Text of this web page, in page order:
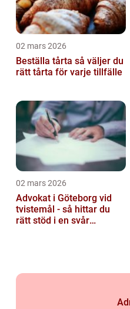
02 mars 2026
Beställa tårta så väljer du
rätt tårta för varje tillfälle
02 mars 2026
Advokat i Göteborg vid
tvistemål - så hittar du
rätt stöd i en svår